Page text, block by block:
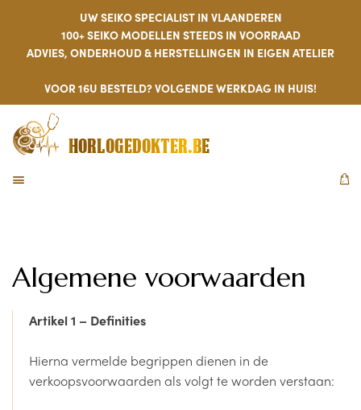
UW SEIKO SPECIALIST IN VLAANDEREN
100+ SEIKO MODELLEN STEEDS IN VOORRAAD
ADVIES, ONDERHOUD & HERSTELLINGEN IN EIGEN ATELIER
VOOR 16U BESTELD? VOLGENDE WERKDAG IN HUIS!
HORLOGEDOKTER.BE
Algemene voorwaarden
Artikel 1 – Definities
Hierna vermelde begrippen dienen in de
verkoopsvoorwaarden als volgt te worden verstaan: